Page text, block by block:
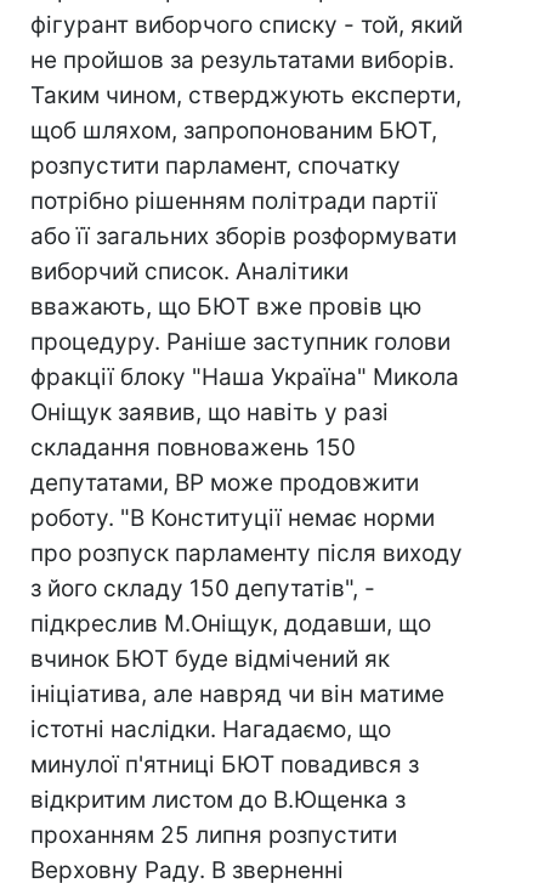
фігурант виборчого списку - той, який
не пройшов за результатами виборів.
Таким чином, стверджують експерти,
щоб шляхом, запропонованим БЮТ,
розпустити парламент, спочатку
потрібно рішенням політради партії
або її загальних зборів розформувати
виборчий список. Аналітики
вважають, що БЮТ вже провів цю
процедуру. Раніше заступник голови
фракції блоку "Наша Україна" Микола
Оніщук заявив, що навіть у разі
складання повноважень 150
депутатами, ВР може продовжити
роботу. "В Конституції немає норми
про розпуск парламенту після виходу
з його складу 150 депутатів", -
підкреслив М.Оніщук, додавши, що
вчинок БЮТ буде відмічений як
ініціатива, але навряд чи він матиме
істотні наслідки. Нагадаємо, що
минулої п'ятниці БЮТ повадився з
відкритим листом до В.Ющенка з
проханням 25 липня розпустити
Верховну Раду. В зверненні